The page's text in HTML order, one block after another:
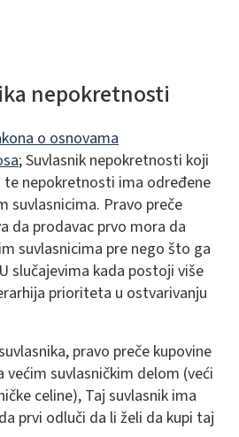
nepokretnosti
o osnovama
; Suvlasnik nepokretnosti koji
nepokretnosti ima određene
suvlasnicima. Pravo preče
da prodavac prvo mora da
suvlasnicima pre nego što ga
slučajevima kada postoji više
prioriteta u ostvarivanju
pravo preče kupovine
većim suvlasničkim delom (veći
celine), Taj suvlasnik ima
prvi odluči da li želi da kupi taj